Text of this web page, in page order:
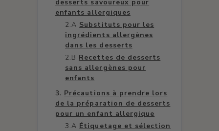
desserts savoureux pour
enfants allergiques
Substituts pour les
ingrédients allergènes
dans les desserts
Recettes de desserts
sans allergènes pour
enfants
Précautions à prendre lors
de la préparation de desserts
pour un enfant allergique
Étiquetage et sélection